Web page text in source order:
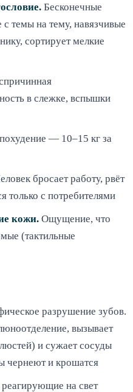
Бесконечные
темы на тему, навязчивые
сортирует мелкие
в слежке, вспышки
— 10–15 кг за
бросает работу, рвёт
только с потребителями
кожи. Ощущение, что
(тактильные
разрушение зубов.
вызывает
и сужает сосуды
чернеют и крошатся
реагирующие на свет